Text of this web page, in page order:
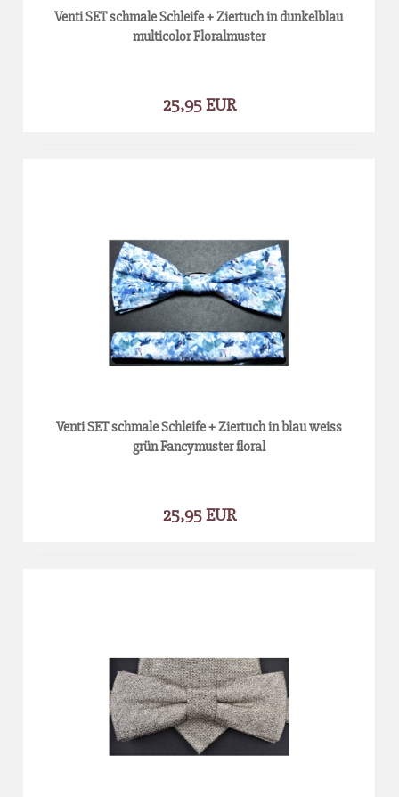
Venti SET schmale Schleife + Ziertuch in dunkelblau
multicolor Floralmuster
25,95 EUR
Venti SET schmale Schleife + Ziertuch in blau weiss
grün Fancymuster floral
25,95 EUR